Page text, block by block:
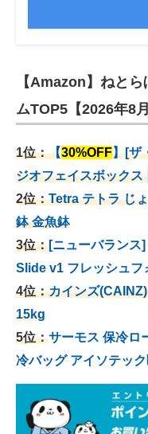
【Amazon】ねと
ムTOP5【2026年8月
1位：【30%OFF】[ザ
ジオフェイスボックス
2位：Tetra テトラ じ
鉢 金魚鉢
3位：[ニューバラン
Slide v1 フレッシュフ
4位：カインズ
15kg
5位：サーモス 保冷ロ
冷バッグ アイソテッ